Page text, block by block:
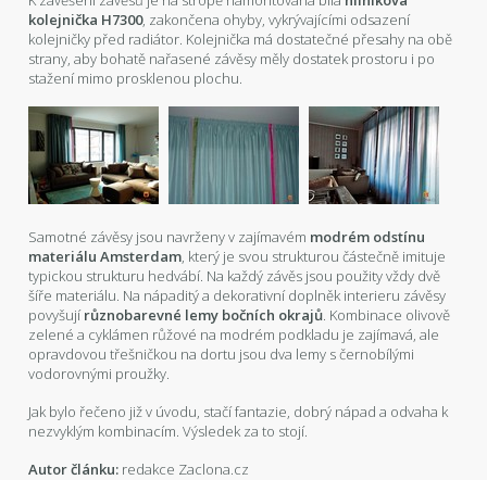
kolejnička H7300, zakončena ohyby, vykrývajícími odsazení
kolejničky před radiátor. Kolejnička má dostatečné přesahy na obě
strany, aby bohatě nařasené závěsy měly dostatek prostoru i po
stažení mimo prosklenou plochu.
Samotné závěsy jsou navrženy v zajímavém modrém odstínu
materiálu Amsterdam, který je svou strukturou částečně imituje
typickou strukturu hedvábí. Na každý závěs jsou použity vždy dvě
šíře materiálu. Na nápaditý a dekorativní doplněk interieru závěsy
povyšujírůznobarevné lemy bočních okrajů. Kombinace olivově
zelené a cyklámen růžové na modrém podkladu je zajímavá, ale
opravdovou třešničkou na dortu jsou dva lemy s černobílými
vodorovnými proužky.
Jak bylo řečeno již v úvodu, stačí fantazie, dobrý nápad a odvaha k
nezvyklým kombinacím. Výsledek za to stojí.
Autor článku: redakce Zaclona.cz